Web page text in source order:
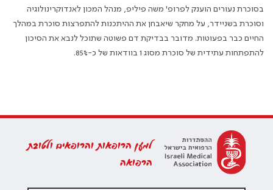
בסוכרת נעורים הוענק לפרופ' משה פיליפ, מנהל המכון לאנדוקרינולוגיה
וסוכרת בשניידר, על מחקר שיאבחן את ההיתכנות להתפרצות סוכרת במהלך
החיים כבר בפעוטות. מדובר בבדיקת דם פשוטה שתוכל לנבא את הסיכון
להתפתחות עתידית של סוכרת מסוג 1 בוודאות של כ-85%.
למען הרופאות והרופאים ולטובת
הרפואה